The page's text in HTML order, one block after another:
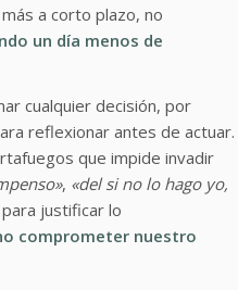
a corto plazo, no
un día menos de
cualquier decisión, por
reflexionar antes de actuar.
que impide invadir
, «del si no lo hago yo,
justificar lo
comprometer nuestro